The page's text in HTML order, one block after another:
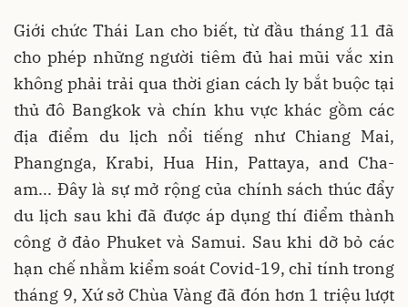
Giới chức Thái Lan cho biết, từ đầu tháng 11 đã
cho phép những người tiêm đủ hai mũi vắc xin
không phải trải qua thời gian cách ly bắt buộc tại
thủ đô Bangkok và chín khu vực khác gồm các
địa điểm du lịch nổi tiếng như Chiang Mai,
Phangnga, Krabi, Hua Hin, Pattaya, and Cha-
am... Đây là sự mở rộng của chính sách thúc đẩy
du lịch sau khi đã được áp dụng thí điểm thành
công ở đảo Phuket và Samui. Sau khi dỡ bỏ các
hạn chế nhằm kiểm soát Covid-19, chỉ tính trong
tháng 9, Xứ sở Chùa Vàng đã đón hơn 1 triệu lượt